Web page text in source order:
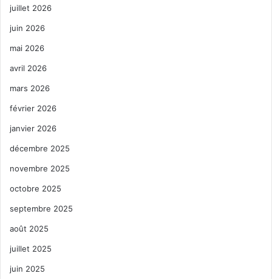
juillet 2026
juin 2026
mai 2026
avril 2026
mars 2026
février 2026
janvier 2026
décembre 2025
novembre 2025
octobre 2025
septembre 2025
août 2025
juillet 2025
juin 2025